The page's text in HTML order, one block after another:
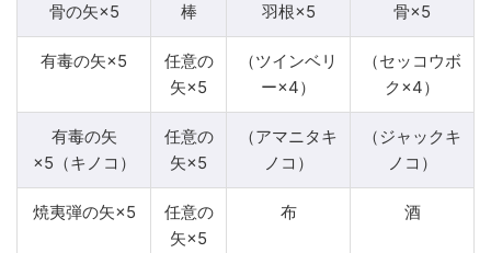
骨の矢×5 棒 羽根×5 骨×5
有毒の矢×5
任意の
矢×5
（ツインベリ
ー×4）
（セッコウボ
ク×4）
有毒の矢
×5（キノコ）
任意の
矢×5
（アマニタキ
ノコ）
（ジャックキ
ノコ）
焼夷弾の矢×5
任意の
矢×5
布 酒